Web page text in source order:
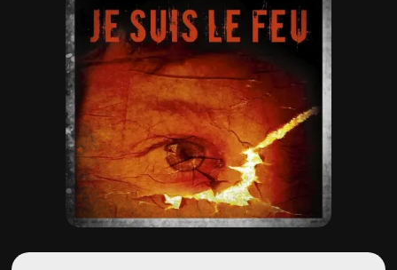
LIENS & FESTIVALS
UN POLAR AU HASARD